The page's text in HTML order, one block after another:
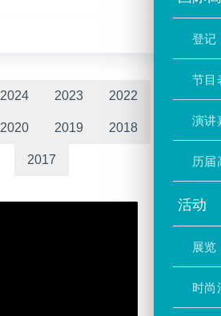
登记
节目
演讲
历届
活动
展览
时尚
2024 2023 2022
2020 2019 2018
2017